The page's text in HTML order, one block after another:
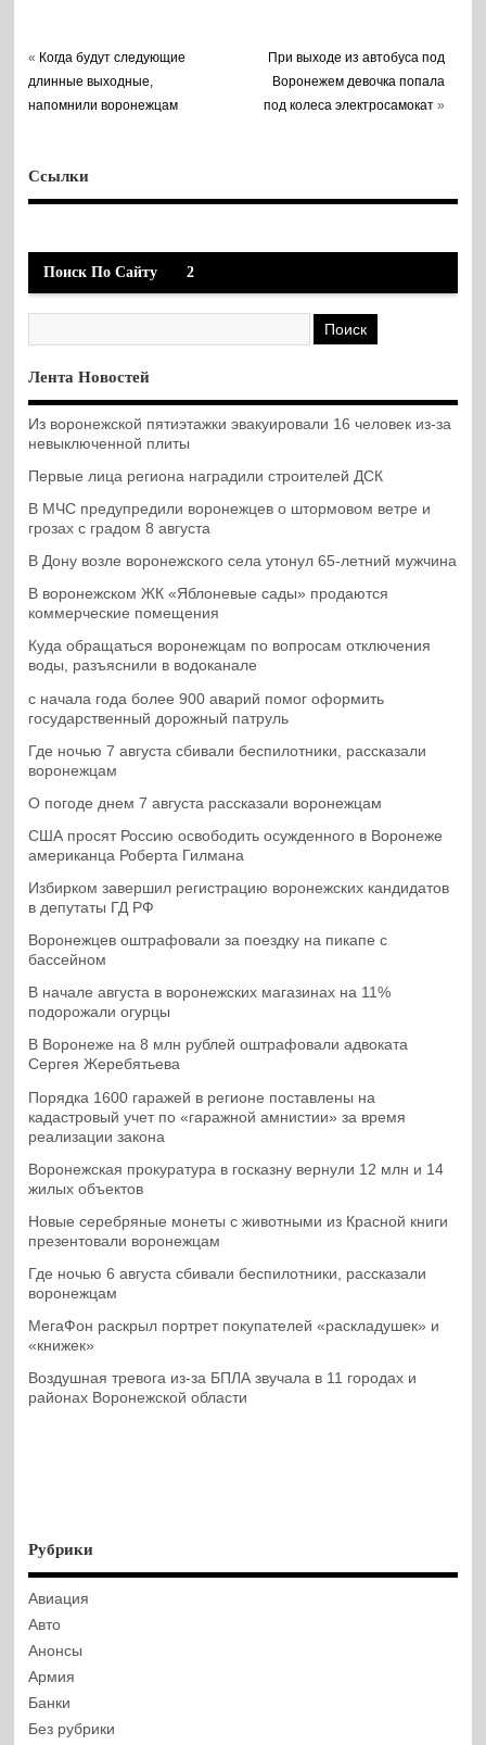
« Когда будут следующие
длинные выходные,
напомнили воронежцам
При выходе из автобуса под
Воронежем девочка попала
под колеса электросамокат »
Ссылки
Поиск По Сайту 2
Лента Новостей
Из воронежской пятиэтажки эвакуировали 16 человек из-за
невыключенной плиты
Первые лица региона наградили строителей ДСК
В МЧС предупредили воронежцев о штормовом ветре и
грозах с градом 8 августа
В Дону возле воронежского села утонул 65-летний мужчина
В воронежском ЖК «Яблоневые сады» продаются
коммерческие помещения
Куда обращаться воронежцам по вопросам отключения
воды, разъяснили в водоканале
с начала года более 900 аварий помог оформить
государственный дорожный патруль
Где ночью 7 августа сбивали беспилотники, рассказали
воронежцам
О погоде днем 7 августа рассказали воронежцам
США просят Россию освободить осужденного в Воронеже
американца Роберта Гилмана
Избирком завершил регистрацию воронежских кандидатов
в депутаты ГД РФ
Воронежцев оштрафовали за поездку на пикапе с
бассейном
В начале августа в воронежских магазинах на 11%
подорожали огурцы
В Воронеже на 8 млн рублей оштрафовали адвоката
Сергея Жеребятьева
Порядка 1600 гаражей в регионе поставлены на
кадастровый учет по «гаражной амнистии» за время
реализации закона
Воронежская прокуратура в госказну вернули 12 млн и 14
жилых объектов
Новые серебряные монеты с животными из Красной книги
презентовали воронежцам
Где ночью 6 августа сбивали беспилотники, рассказали
воронежцам
МегаФон раскрыл портрет покупателей «раскладушек» и
«книжек»
Воздушная тревога из-за БПЛА звучала в 11 городах и
районах Воронежской области
Рубрики
Авиация
Авто
Анонсы
Армия
Банки
Без рубрики